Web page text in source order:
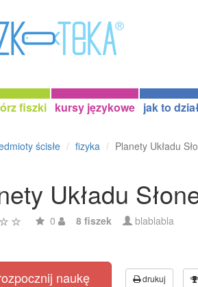
fiszki kursy językowe jak to
ścisłe fizyka Planety Układu
Układu
0 8 fiszek blablabla
naukę drukuj